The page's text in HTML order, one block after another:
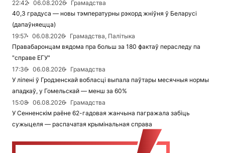
22:42 06.08.2026
Грамадства
40,3 градуса — новы тэмпературны рэкорд жніўня ў Беларусі
(дапаўняецца)
19:57
06.08.2026
Грамадства, Палітыка
Правабаронцам вядома пра больш за 180 фактаў пераследу па
"справе ЕГУ"
17:36
06.08.2026
Грамадства
У ліпені ў Гродзенскай вобласці выпала паўтары месячныя нормы
ападкаў, у Гомельскай — менш за 60%
15:08
06.08.2026
Грамадства
У Сенненскім раёне 62-гадовая жанчына пагражала забіць
сужыцеля — распачатая крымінальная справа